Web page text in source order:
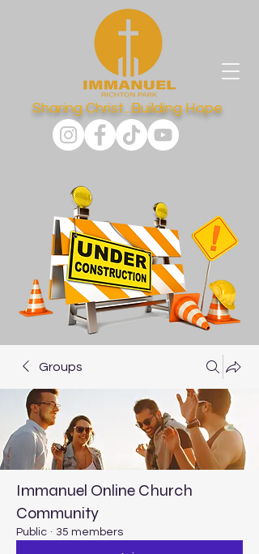
Sharing Christ...Building Hope
Groups
Immanuel Online Church
Community
Public · 35 members